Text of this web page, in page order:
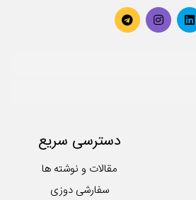
دسترسی سریع
مقالات و نوشته ها
سفارشی دوزی